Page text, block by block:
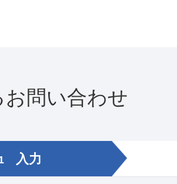
問い合わせ
入力